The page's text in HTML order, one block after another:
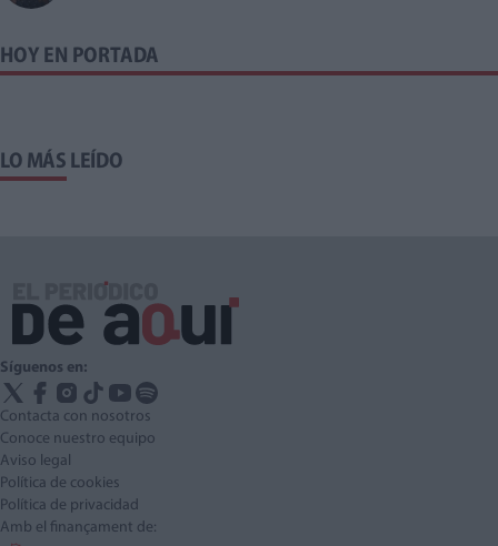
HOY EN PORTADA
LO MÁS LEÍDO
Síguenos en:
Contacta con nosotros
Conoce nuestro equipo
Aviso legal
Política de cookies
Política de privacidad
Amb el finançament de: